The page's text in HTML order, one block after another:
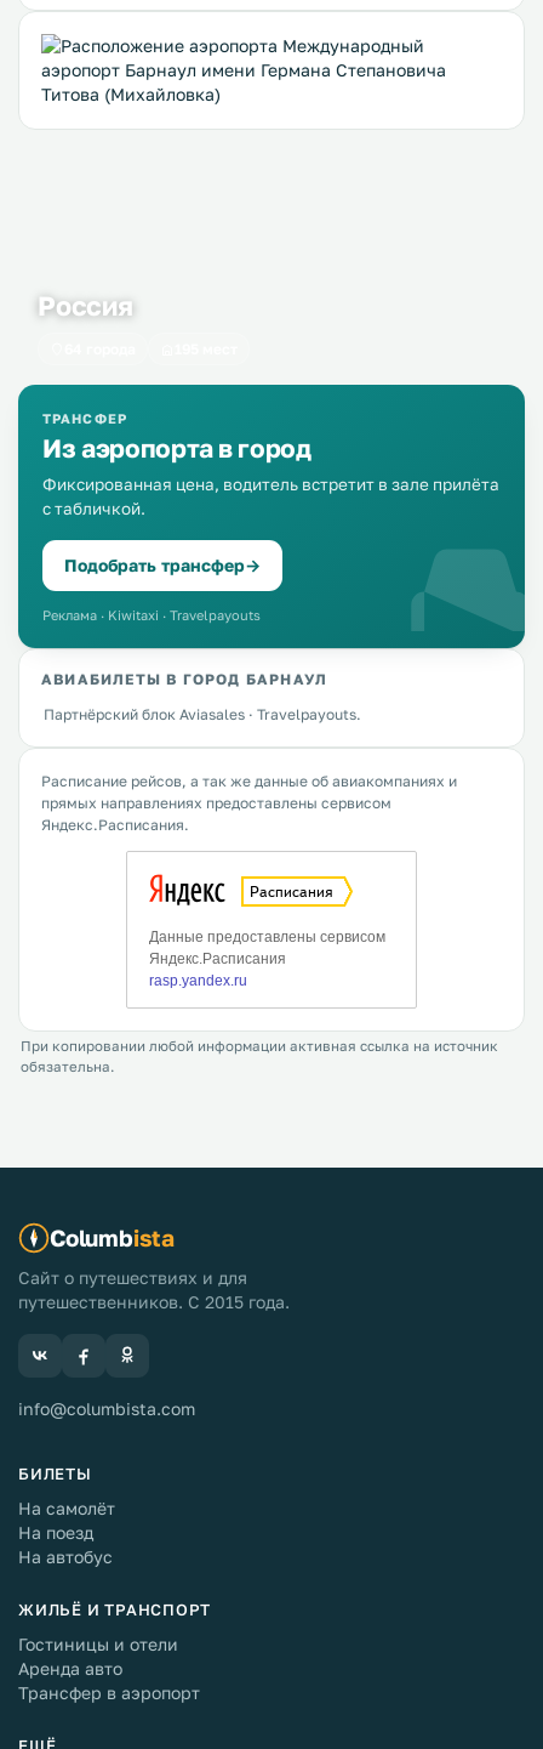
Россия
ТРАНСФЕР
Из аэропорта в город
Фиксированная цена, водитель встретит в зале прилёта
с табличкой.
Подобрать трансфер→
Реклама · Kiwitaxi · Travelpayouts
АВИАБИЛЕТЫ В ГОРОД БАРНАУЛ
Партнёрский блок Aviasales · Travelpayouts.
Расписание рейсов, а так же данные об авиакомпаниях и
прямых направлениях предоставлены сервисом
Яндекс.Расписания.
При копировании любой информации активная ссылка на источник
обязательна.
Columbista
Сайт о путешествиях и для
путешественников. С 2015 года.
info@columbista.com
БИЛЕТЫ
На самолёт
На поезд
На автобус
ЖИЛЬЁ И ТРАНСПОРТ
Гостиницы и отели
Аренда авто
Трансфер в аэропорт